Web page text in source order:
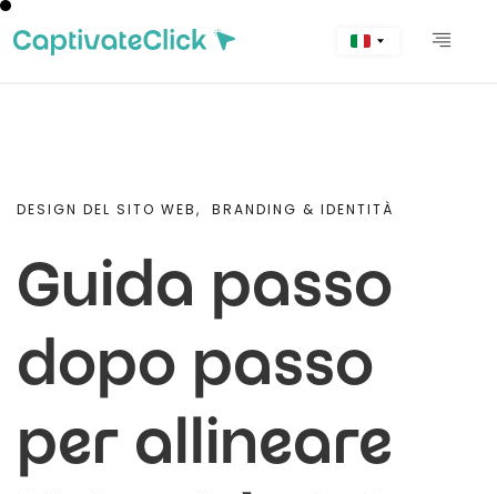
DESIGN DEL SITO WEB, BRANDING & IDENTITÀ
Guida passo
dopo passo
per allineare